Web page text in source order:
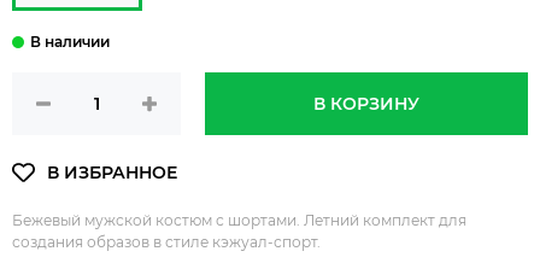
В КОРЗИНУ
Бежевый мужской костюм с шортами. Летний комплект для
создания образов в стиле кэжуал-спорт.